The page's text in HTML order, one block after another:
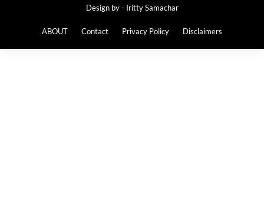
Design by - Iritty Samachar
ABOUT Contact Privacy Policy Disclaimers